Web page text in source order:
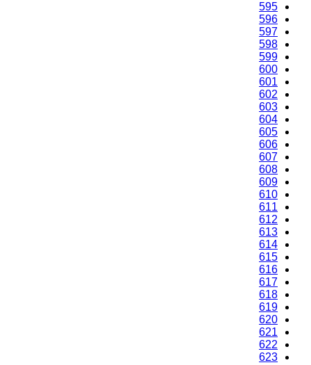
595
596
597
598
599
600
601
602
603
604
605
606
607
608
609
610
611
612
613
614
615
616
617
618
619
620
621
622
623